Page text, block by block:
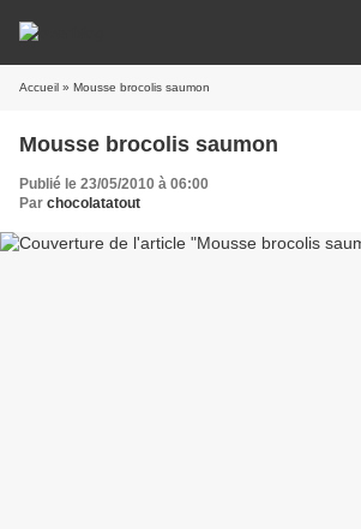
Accueil » Mousse brocolis saumon
Mousse brocolis saumon
Publié le 23/05/2010 à 06:00
Par chocolatatout